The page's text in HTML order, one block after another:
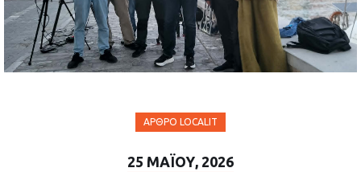
ΆΡΘΡΟ LOCALIT
25 ΜΑΪ́ΟΥ, 2026